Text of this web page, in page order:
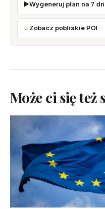
Wygeneruj plan na 7
Zobacz pobliskie POI
Może ci się też